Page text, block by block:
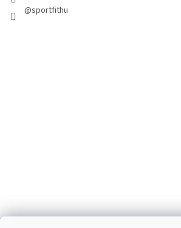
@sportfithu